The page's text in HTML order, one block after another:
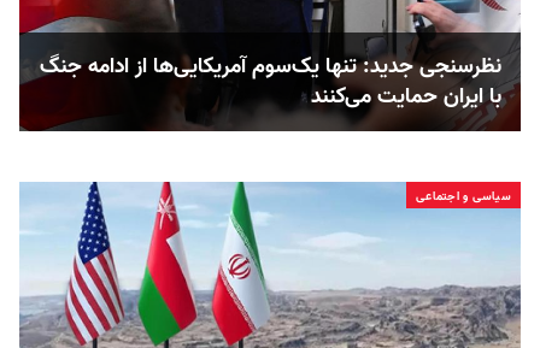
نظرسنجی جدید: تنها یک‌سوم آمریکایی‌ها از ادامه جنگ
با ایران حمایت می‌کنند
سیاسی و اجتماعی